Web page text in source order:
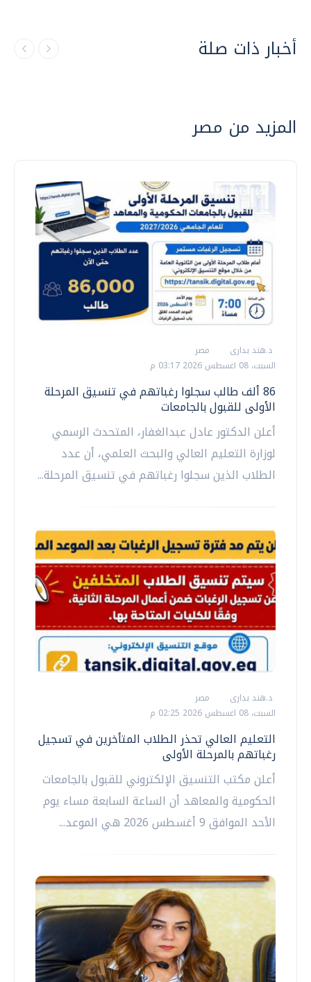
أخبار ذات صلة
المزيد من مصر
د.هند بدارى
مصر
السبت، 08 اغسطس 2026 03:17 م
86 ألف طالب سجلوا رغباتهم في تنسيق المرحلة
الأولى للقبول بالجامعات
أعلن الدكتور عادل عبدالغفار، المتحدث الرسمي
لوزارة التعليم العالي والبحث العلمي، أن عدد
الطلاب الذين سجلوا رغباتهم في تنسيق المرحلة...
د.هند بدارى
مصر
السبت، 08 اغسطس 2026 02:25 م
التعليم العالي تحذر الطلاب المتأخرين في تسجيل
رغباتهم بالمرحلة الأولى
أعلن مكتب التنسيق الإلكتروني للقبول بالجامعات
الحكومية والمعاهد أن الساعة السابعة مساء يوم
الأحد الموافق 9 أغسطس 2026 هي الموعد...